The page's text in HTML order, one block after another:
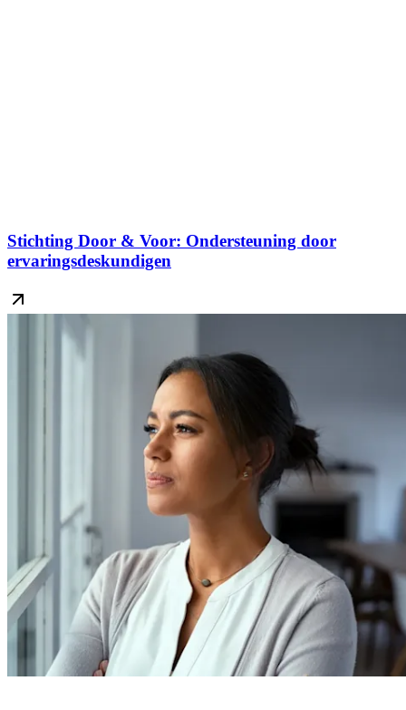
Stichting Door & Voor: Ondersteuning door
ervaringsdeskundigen